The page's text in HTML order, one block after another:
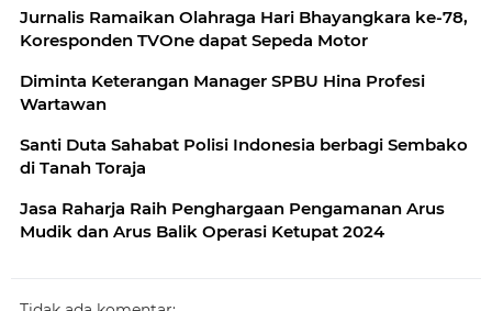
Jurnalis Ramaikan Olahraga Hari Bhayangkara ke-78,
Koresponden TVOne dapat Sepeda Motor
Diminta Keterangan Manager SPBU Hina Profesi
Wartawan
Santi Duta Sahabat Polisi Indonesia berbagi Sembako
di Tanah Toraja
Jasa Raharja Raih Penghargaan Pengamanan Arus
Mudik dan Arus Balik Operasi Ketupat 2024